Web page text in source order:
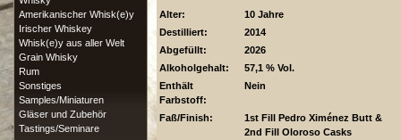
Alter:
10 Jahre
Destilliert:
2014
Abgefüllt:
2026
Alkoholgehalt:
57,1 % Vol.
Enthält
Farbstoff:
Nein
Faß/Finish:
1st Fill Pedro Ximénez Butt &
2nd Fill Oloroso Casks
Amerikanischer Whisk(e)y
Irischer Whiskey
Whisk(e)y aus aller Welt
Grain Whisky
Rum
Sonstiges
Samples/Miniaturen
Gläser und Zubehör
Tastings/Seminare